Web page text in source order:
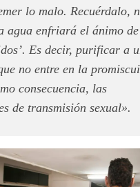
lo malo. Recuérdalo,
agua enfriará el ánimo
Es decir, purificar a
no entre en la
consecuencia, las
de transmisión sexual».